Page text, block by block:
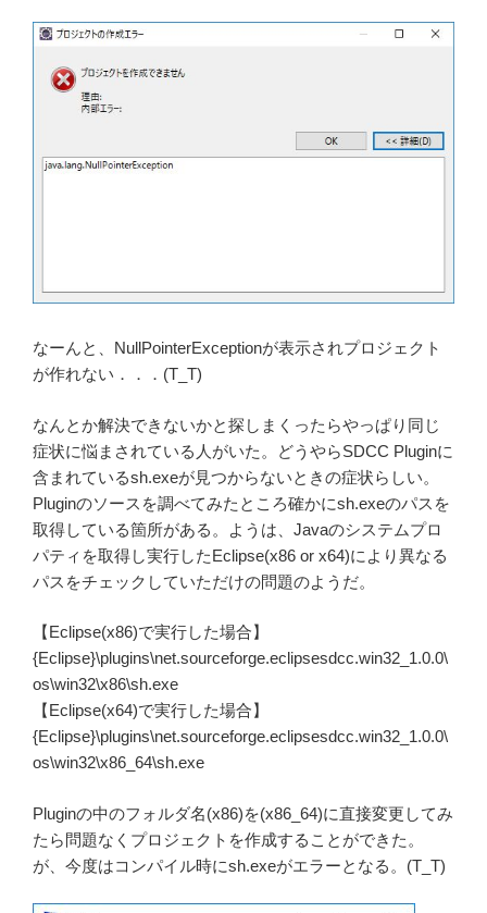
なーんと、NullPointerExceptionが表示されプロジェクト
が作れない．．．(T_T)
なんとか解決できないかと探しまくったらやっぱり同じ
症状に悩まされている人がいた。どうやらSDCC Pluginに
含まれているsh.exeが見つからないときの症状らしい。
Pluginのソースを調べてみたところ確かにsh.exeのパスを
取得している箇所がある。ようは、Javaのシステムプロ
パティを取得し実行したEclipse(x86 or x64)により異なる
パスをチェックしていただけの問題のようだ。
【Eclipse(x86)で実行した場合】
{Eclipse}\plugins\net.sourceforge.eclipsesdcc.win32_1.0.0\
os\win32\x86\sh.exe
【Eclipse(x64)で実行した場合】
{Eclipse}\plugins\net.sourceforge.eclipsesdcc.win32_1.0.0\
os\win32\x86_64\sh.exe
Pluginの中のフォルダ名(x86)を(x86_64)に直接変更してみ
たら問題なくプロジェクトを作成することができた。
が、今度はコンパイル時にsh.exeがエラーとなる。(T_T)